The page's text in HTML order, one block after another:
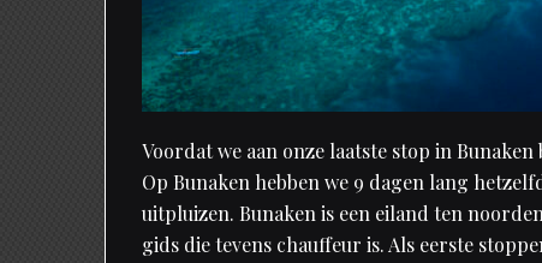
Voordat we aan onze laatste stop in
Op Bunaken hebben we 9 dagen lang
uitpluizen. Bunaken is een eiland ten
gids die tevens chauffeur is. Als eerste